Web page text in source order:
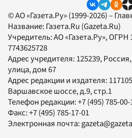
© АО «Газета.Ру» (1999-2026) –
Название: Газета.Ru (Gazeta.Ru)
Учредитель:АО «Газета.Ру», ОГРН
7743625728
Адрес учредителя: 125239,
улица, дом 67
Адрес редакции и издателя: 117105
Варшавское шоссе, д.9, стр.1
Телефон редакции:+7 (495) 785-
Факс:+7 (495) 785-17-01
Электронная почта: